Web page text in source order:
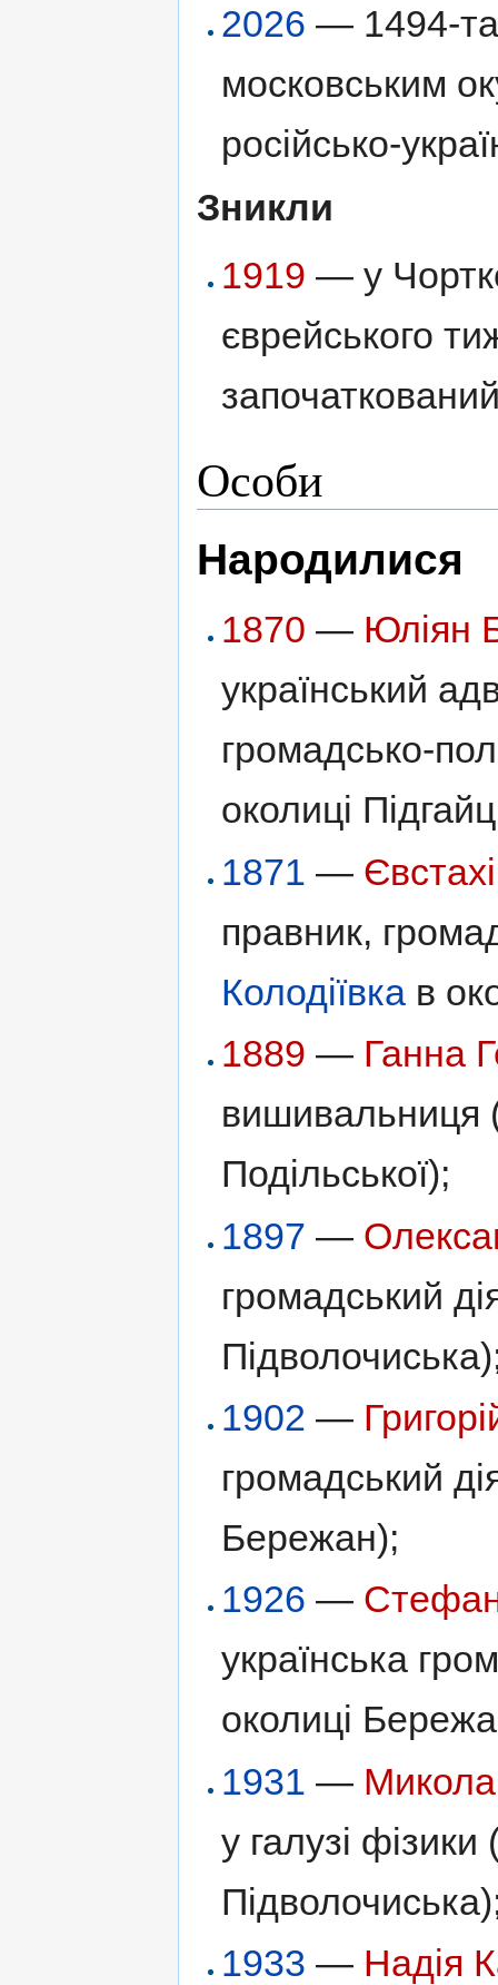
2026 — 1494-та
московським
російсько-
Зникли
1919 — у
єврейського
Особи
Народилися
1870 — Юліян
український
громадсько-
околиці
1871 —
правник,
Колодіївка в
1889 — Ганна
вишивальниця
Подільської);
1897 —
громадський
1902 —
громадський
Бережан);
1926 —
українська
околиці
1931 —
у галузі
1933 — Надія